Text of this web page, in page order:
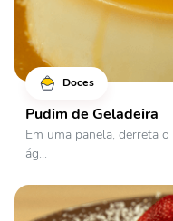
Doces
Pudim de Geladeira
Em uma panela, derreta
ág...